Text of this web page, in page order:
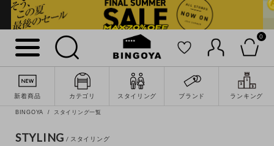
0
新着商品 カテゴリ スタイリング ブランド ランキング
詳細検索
BINGOYA スタイリング一覧
STYLING